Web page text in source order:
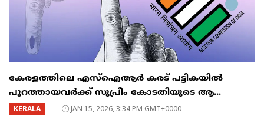
കേരളത്തിലെ എസ്ഐആർ കരട് പട്ടികയിൽ
പുറത്തായവർക്ക് സുപ്രീം കോടതിയുടെ ആ...
KERALA JAN 15, 2026, 3:34 PM GMT+0000